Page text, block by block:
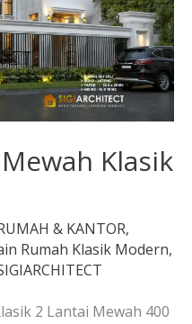
Klasik
& KANTOR,
Rumah Klasik Modern,
2 Lantai Mewah 400